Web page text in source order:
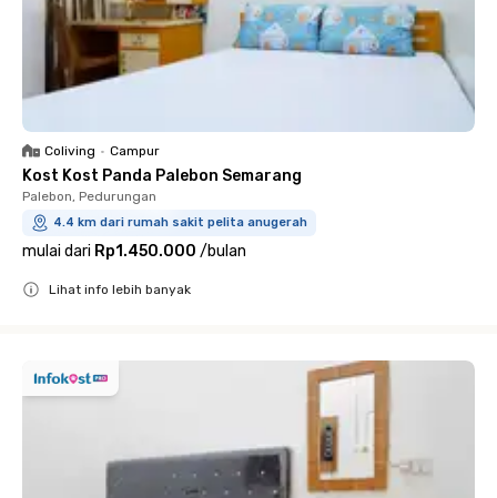
Coliving • Campur
Kost Kost Panda Palebon Semarang
Palebon, Pedurungan
4.4 km dari rumah sakit pelita anugerah
mulai dari Rp1.450.000 /bulan
Lihat info lebih banyak